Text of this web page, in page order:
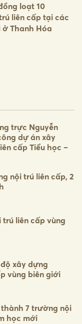
loạt 10
liên cấp tại các
Thanh Hóa
trực Nguyễn
dự án xây
cấp Tiểu học –
nội trú liên cấp, 2
liên cấp vùng
xây dựng
vùng biên giới
7 trường nội
học mới